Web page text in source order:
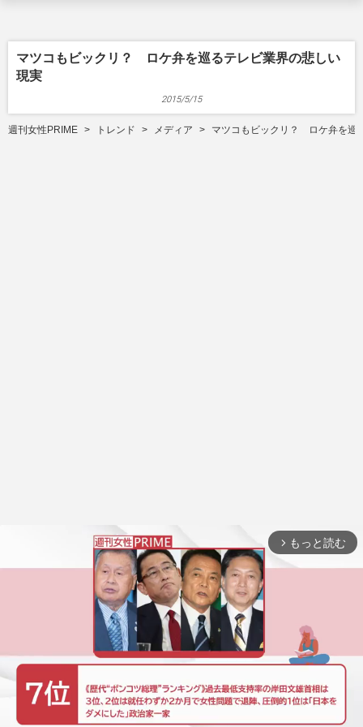
マツコもビックリ？ ロケ弁を巡るテレビ業界の悲しい
現実
2015/5/15
週刊女性PRIME トレンド メディア マツコもビックリ？ ロケ弁を巡
arrow_forward_ios もっと読む